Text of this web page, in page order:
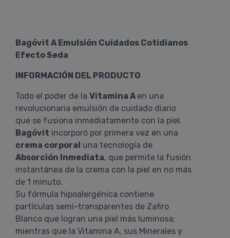
Bagóvit A Emulsión Cuidados Cotidianos
Efecto Seda
INFORMACIÓN DEL PRODUCTO
Todo el poder de la Vitamina A en una
revolucionaria emulsión de cuidado diario
que se fusiona inmediatamente con la piel.
Bagóvit incorporó por primera vez en una
crema corporal una tecnología de
Absorción Inmediata, que permite la fusión
instantánea de la crema con la piel en no más
de 1 minuto.
Su fórmula hipoalergénica contiene
partículas semi-transparentes de Zafiro
Blanco que logran una piel más luminosa;
mientras que la Vitamina A, sus Minerales y